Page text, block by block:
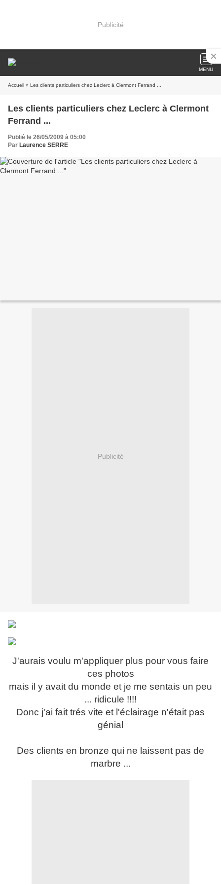
Publicité
MENU
Accueil » Les clients particuliers chez Leclerc à Clermont Ferrand ...
Les clients particuliers chez Leclerc à Clermont
Ferrand ...
Publié le 26/05/2009 à 05:00
Par Laurence SERRE
Publicité
J'aurais voulu m'appliquer plus pour vous faire
ces photos
mais il y avait du monde et je me sentais un peu
... ridicule !!!!
Donc j'ai fait trés vite et l'éclairage n'était pas
génial
Des clients en bronze qui ne laissent pas de
marbre ...